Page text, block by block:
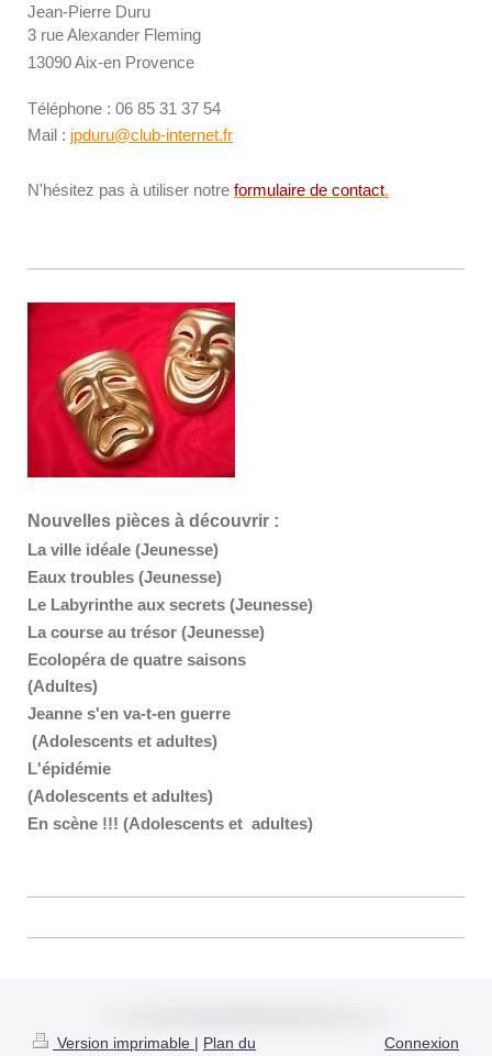
Jean-Pierre Duru
3 rue Alexander Fleming
13090 Aix-en Provence
Téléphone : 06 85 31 37 54
Mail : jpduru@club-internet.fr
N'hésitez pas à utiliser notre formulaire de contact.
Nouvelles pièces à découvrir :
La ville idéale (Jeunesse)
Eaux troubles (Jeunesse)
Le Labyrinthe aux secrets (Jeunesse)
La course au trésor (Jeunesse)
Ecolopéra de quatre saisons
(Adultes)
Jeanne s'en va-t-en guerre
(Adolescents et adultes)
L'épidémie
(Adolescents et adultes)
En scène !!! (Adolescents et adultes)
Version imprimable | Plan du
Connexion